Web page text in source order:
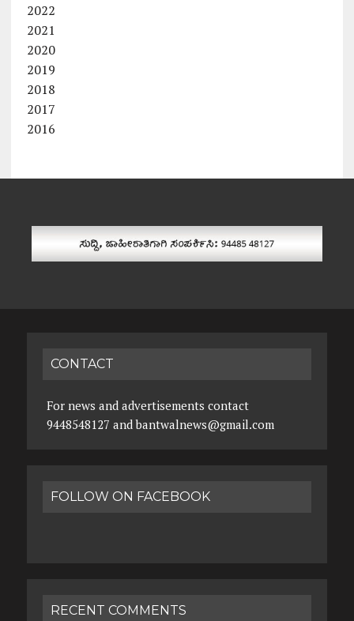
2022
2021
2020
2019
2018
2017
2016
CONTACT
For news and advertisements contact
9448548127 and bantwalnews@gmail.com
FOLLOW ON FACEBOOK
RECENT COMMENTS